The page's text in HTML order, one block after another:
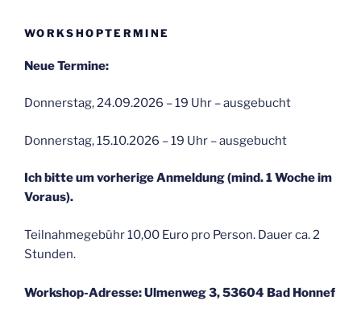
WORKSHOPTERMINE
Neue Termine:
Donnerstag, 24.09.2026 – 19 Uhr – ausgebucht
Donnerstag, 15.10.2026 – 19 Uhr – ausgebucht
Ich bitte um vorherige Anmeldung (mind. 1 Woche im
Voraus).
Teilnahmegebühr 10,00 Euro pro Person. Dauer ca. 2
Stunden.
Workshop-Adresse: Ulmenweg 3, 53604 Bad Honnef